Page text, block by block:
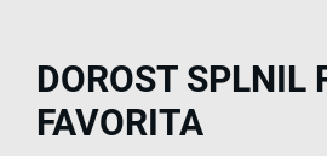
DOROST SPLNIL
FAVORITA